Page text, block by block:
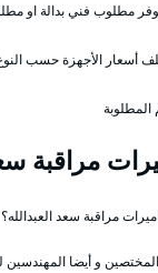
مطلوب فني بدالة او
أسعار الأجهزة حسب
المطلوبة
مراقبة
مراقبة سعد العبدالله؟
و أيضا المهندسين